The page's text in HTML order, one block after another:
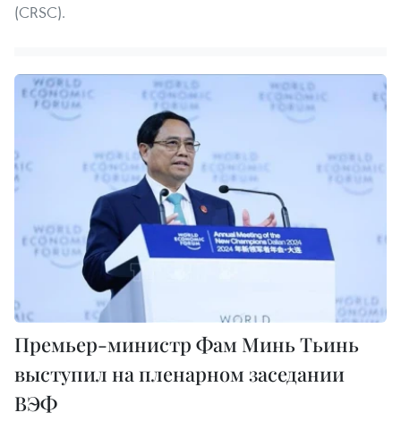
(CRSC).
Премьер-министр Фам Минь Тьинь
выступил на пленарном заседании
ВЭФ